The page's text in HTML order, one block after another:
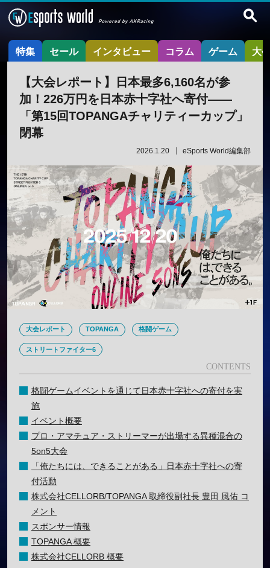
特集 セール インタビュー コラム ゲーム 大
【大会レポート】日本最多6,160名が参
加！226万円を日本赤十字社へ寄付——
「第15回TOPANGAチャリティーカップ」
閉幕
2026.1.20 eSports World編集部
大会レポート TOPANGA 格闘ゲーム
ストリートファイター6
格闘ゲームイベントを通じて日本赤十字社への寄付を実
施
イベント概要
プロ・アマチュア・ストリーマーが出場する異種混合の
5on5大会
「俺たちには、できることがある」日本赤十字社への寄
付活動
株式会社CELLORB/TOPANGA 取締役副社長 豊田 風佑 コ
メント
スポンサー情報
TOPANGA 概要
株式会社CELLORB 概要